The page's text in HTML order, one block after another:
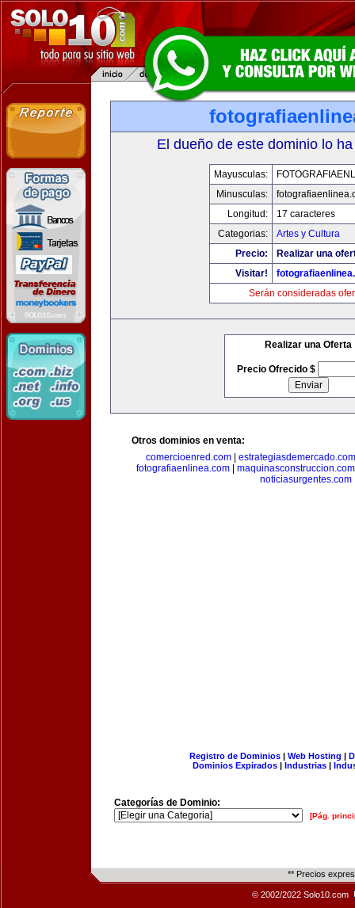
El dueño de este dominio lo
Mayusculas:
Minusculas:
Longitud:
17 caracteres
Categorias:
Artes y Cultura
Precio:
Realizar una
Visitar!
Serán consideradas
Realizar una Oferta
Precio Ofrecido $
Otros dominios en venta:
comercioenred.com| estrategiasdemercado.com
fotografiaenlinea.com
maquinasconstruccion.com
noticiasurgentes.com
Registro de Dominios| Web Hosting |
Dominios Expirados | Industrias |
Categorías de Dominio:
[Pág.
** Precios
© 2002/2022 Solo10.com